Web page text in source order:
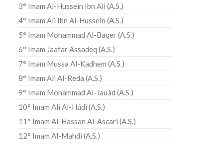
3° Imam Al-Hussein Ibn Ali (A.S.)
4° Imam Ali Ibn Al-Hussein (A.S.)
5° Imam Mohammad Al-Baqer (A.S.)
6° Imam Jaafar Assadeq (A.S.)
7° Imam Mussa Al-Kadhem (A.S.)
8° Imam Ali Al-Reda (A.S.)
9° Imam Mohammad Al-Jauád (A.S.)
10° Imam Ali Al-Hádi (A.S.)
11° Imam Al-Hassan Al-Ascari (A.S.)
12° Imam Al-Mahdi (A.S.)